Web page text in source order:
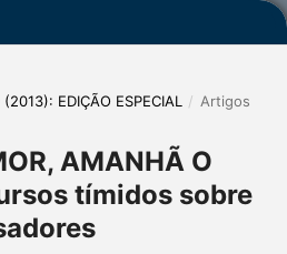
EDIÇÃO ESPECIAL / Artigos
AMANHÃ O
tímidos sobre